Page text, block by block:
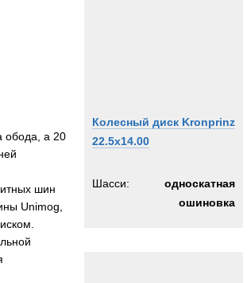
Колесный диск Kronprinz
22.5x14.00
Шасси:
односкатная
ошиновка
обода, а 20
шин
Unimog,